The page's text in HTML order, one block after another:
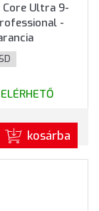
Core Ultra 9-
-
ELÉRHETŐ
kosárba